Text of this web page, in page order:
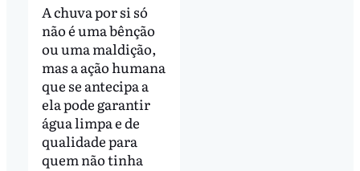
A chuva por si só
não é uma bênção
ou uma maldição,
mas a ação humana
que se antecipa a
ela pode garantir
água limpa e de
qualidade para
quem não tinha